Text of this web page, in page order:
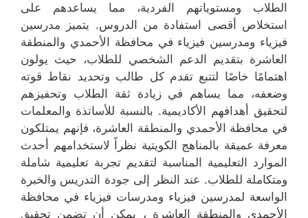
الطلاب ومستوياتهم الفردية، مما يساعدهم على
استخلاص أقصى استفادة من الدروس. يتميز مدرسين
فيزياء ومدرسين فيزياء في محافظة الأحمدي والمنطقة
العاشرة بتقديم الدعم الشخصي للطلاب، حيث يولون
اهتمامًا خاصًا لتتبع تقدم كل طالب وتحديد نقاط قوته
وضعفه، مما يساهم في زيادة ثقة الطلاب وتحفيزهم
لتحقيق أهدافهم الأكاديمية. بالنسبة للأساتذة والمعلمات
في محافظة الأحمدي والمنطقة العاشرة، فإنهم يمتلكون
معرفة عميقة بالمناهج الكويتية نظراً لاستخدامهم أحدث
الموارد التعليمية المناسبة لتقديم تجربة تعليمية شاملة
ومتكاملة للطلاب. عند النظر إلى جودة التدريس والخبرة
الواسعة لمدرسين فيزياء ومدرسات فيزياء في محافظة
الأحمدي والمنطقة العاشرة ، يمكن أن تضمن تحقيق